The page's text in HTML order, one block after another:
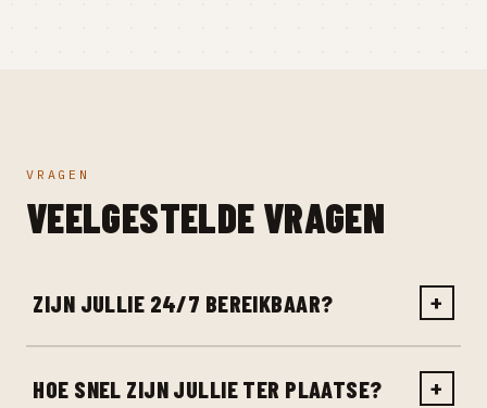
VRAGEN
VEELGESTELDE VRAGEN
ZIJN JULLIE 24/7 BEREIKBAAR? +
HOE SNEL ZIJN JULLIE TER PLAATSE? +